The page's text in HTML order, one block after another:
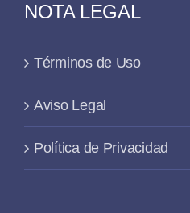
NOTA LEGAL
Términos de Uso
Aviso Legal
Política de Privacidad